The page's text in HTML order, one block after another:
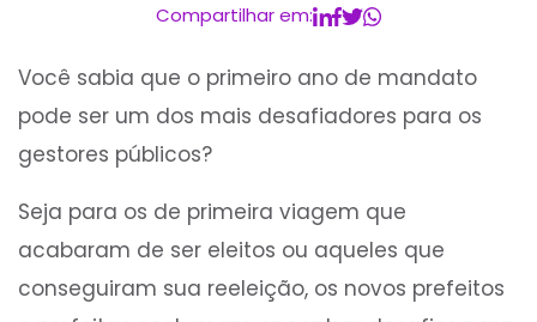
Compartilhar em:
Você sabia que o primeiro ano de mandato
pode ser um dos mais desafiadores para os
gestores públicos?
Seja para os de primeira viagem que
acabaram de ser eleitos ou aqueles que
conseguiram sua reeleição, os novos prefeitos